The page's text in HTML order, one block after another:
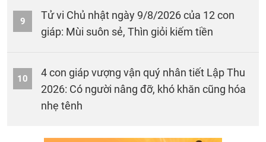
9
Tử vi Chủ nhật ngày 9/8/2026 của 12 con
giáp: Mùi suôn sẻ, Thìn giỏi kiếm tiền
10
4 con giáp vượng vận quý nhân tiết Lập Thu
2026: Có người nâng đỡ, khó khăn cũng hóa
nhẹ tênh